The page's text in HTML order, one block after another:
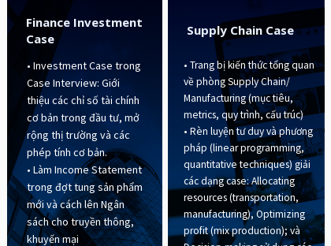
• Investment Case trong
Case Interview: Giới
thiệu các chỉ số tài chính
cơ bản trong đầu tư, mở
rộng thị trường và các
phép tính cơ bản.
• Làm Income Statement
trong đợt tung sản phẩm
mới và cách lên Ngân
sách cho truyền thông,
khuyến mại
Finance Investment
Case
• Trang bị kiến thức tổng quan
về phòng Supply Chain/
Manufacturing (mục tiêu,
metrics, quy trình, cấu trúc)
• Rèn luyện tư duy và phương
pháp (linear programming,
quantitative techniques) giải
các dạng case: Allocating
resources (transportation,
manufacturing), Optimizing
profit (mix production); và
Supply Chain Case